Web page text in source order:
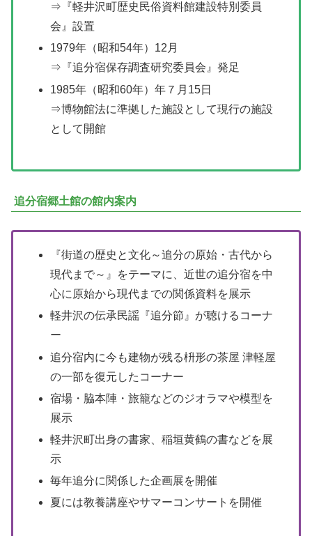
⇒『軽井沢町歴史民俗資料館建設特別委員
会』設置
1979年（昭和54年）12月
⇒『追分宿保存調査研究委員会』発足
1985年（昭和60年）年７月15日
⇒博物館法に準拠した施設として現行の施設
として開館
追分宿郷土館の館内案内
『街道の歴史と文化～追分の原始・古代から
現代まで～』をテーマに、近世の追分宿を中
心に原始から現代までの関係資料を展示
軽井沢の伝承民謡『追分節』が聴けるコーナ
ー
追分宿内に今も建物が残る枡形の茶屋 津軽屋
の一部を復元したコーナー
宿場・脇本陣・旅籠などのジオラマや模型を
展示
軽井沢町出身の書家、稲垣黄鶴の書などを展
示
毎年追分に関係した企画展を開催
夏には教養講座やサマーコンサートを開催